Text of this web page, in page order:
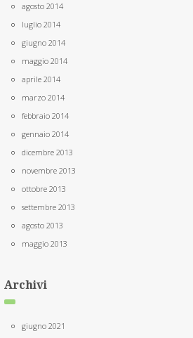
agosto 2014
luglio 2014
giugno 2014
maggio 2014
aprile 2014
marzo 2014
febbraio 2014
gennaio 2014
dicembre 2013
novembre 2013
ottobre 2013
settembre 2013
agosto 2013
maggio 2013
Archivi
giugno 2021